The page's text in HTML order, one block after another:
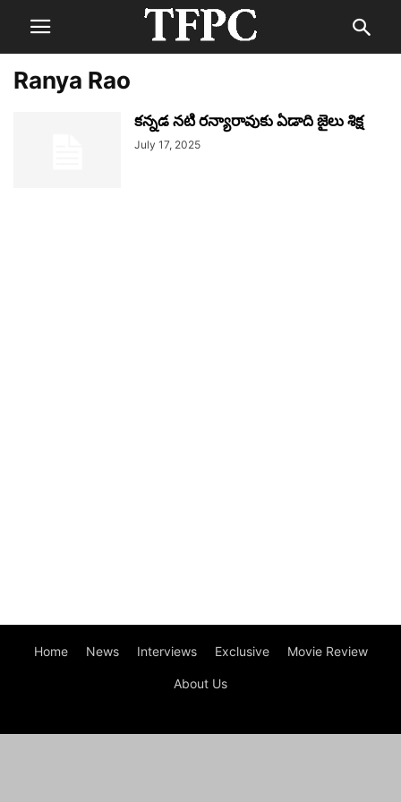
Ranya Rao
కన్నడ నటి రన్యారావుకు ఏడాది జైలు శిక్ష
July 17, 2025
Home News Interviews Exclusive Movie Review
About Us